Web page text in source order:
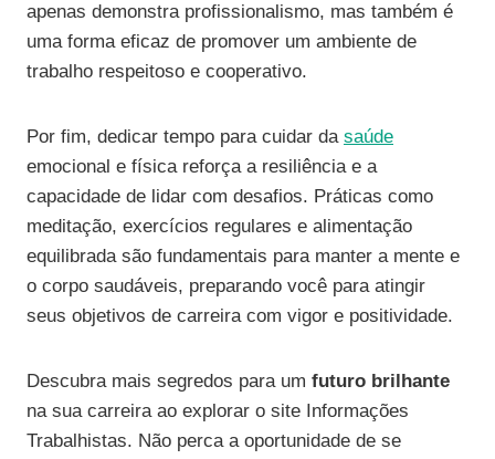
apenas demonstra profissionalismo, mas também é
uma forma eficaz de promover um ambiente de
trabalho respeitoso e cooperativo.
Por fim, dedicar tempo para cuidar da saúde
emocional e física reforça a resiliência e a
capacidade de lidar com desafios. Práticas como
meditação, exercícios regulares e alimentação
equilibrada são fundamentais para manter a mente e
o corpo saudáveis, preparando você para atingir
seus objetivos de carreira com vigor e positividade.
Descubra mais segredos para um futuro brilhante
na sua carreira ao explorar o site Informações
Trabalhistas. Não perca a oportunidade de se